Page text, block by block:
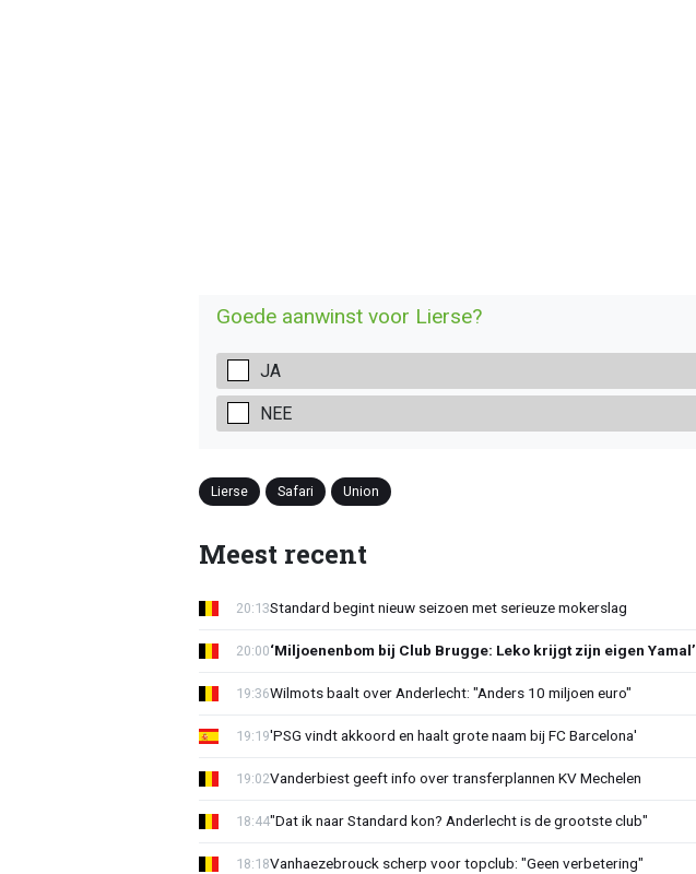
Goede aanwinst voor Lierse?
JA
NEE
Lierse Safari Union
Meest recent
Standard begint nieuw seizoen met serieuze mokerslag
20:13
‘Miljoenenbom bij Club Brugge: Leko krijgt zijn eigen Yamal’
20:00
Wilmots baalt over Anderlecht: "Anders 10 miljoen euro"
19:36
'PSG vindt akkoord en haalt grote naam bij FC Barcelona'
19:19
Vanderbiest geeft info over transferplannen KV Mechelen
19:02
"Dat ik naar Standard kon? Anderlecht is de grootste club"
18:44
Vanhaezebrouck scherp voor topclub: "Geen verbetering"
18:18